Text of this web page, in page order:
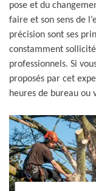
pose et du
faire et son sens de
précision sont ses
constamment
professionnels. Si
proposés par cet
heures de bureau ou